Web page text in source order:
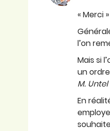
« Merci
l’on
Mais si
un
M.
En